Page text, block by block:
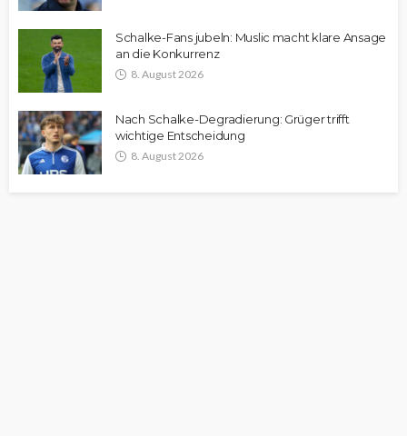
Schalke-Fans jubeln: Muslic macht klare Ansage
an die Konkurrenz
8. August 2026
Nach Schalke-Degradierung: Grüger trifft
wichtige Entscheidung
8. August 2026